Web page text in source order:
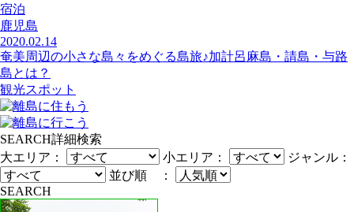
宿泊
鹿児島
2020.02.14
奄美周辺の小さな島々をめぐる島旅♪加計呂麻島・請島・与路
島とは？
観光スポット
SEARCH詳細検索
大エリア：
小エリア：
ジャンル：
並び順 ：
SEARCH